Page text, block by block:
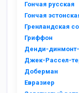
Гончая русская
Гончая
Гренландская
Гриффон
Денди-
Джек-Рассел-
Доберман
Евразиер